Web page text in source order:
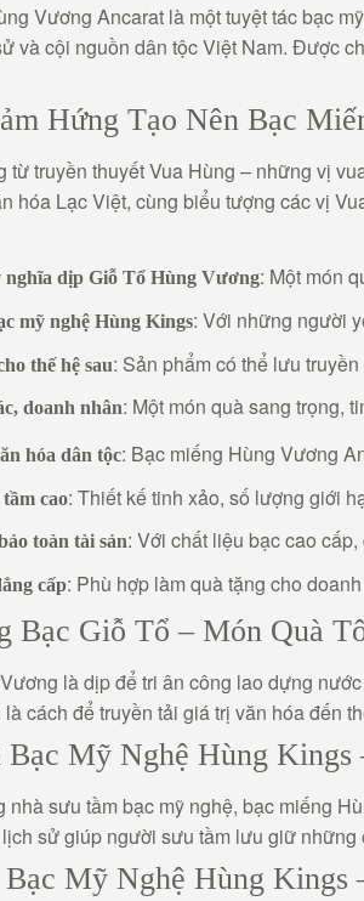
Vương Ancarat là một tuyệt tác bạc
và cội nguồn dân tộc Việt Nam. Được
Hứng Tạo Nên Bạc
từ truyền thuyết Vua Hùng – những vị
hóa Lạc Việt, cùng biểu tượng các vị
nghĩa dịp Giỗ Tổ Hùng Vương: Một món
mỹ nghệ Hùng Kings: Với những người
thế hệ sau: Sản phẩm có thể lưu
doanh nhân: Một món quà sang trọng,
hóa dân tộc: Bạc miếng Hùng Vương
cao: Thiết kế tinh xảo, số lượng giới
toàn tài sản: Với chất liệu bạc cao
cấp: Phù hợp làm quà tặng cho
Bạc Giỗ Tổ – Món Quà
là dịp để tri ân công lao dựng
cách để truyền tải giá trị văn hóa đến
Bạc Mỹ Nghệ Hùng
sưu tầm bạc mỹ nghệ, bạc miếng
sử giúp người sưu tầm lưu giữ
Mỹ Nghệ Hùng Kings